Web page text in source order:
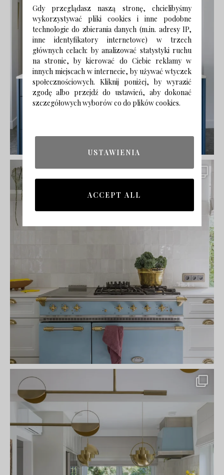
Gdy przeglądasz naszą stronę, chcielibyśmy
wykorzystywać pliki cookies i inne podobne
technologie do zbierania danych (m.in. adresy IP,
inne identyfikatory internetowe) w trzech
głównych celach: by analizować statystyki ruchu
na stronie, by kierować do Ciebie reklamy w
innych miejscach w internecie, by używać wtyczek
społecznościowych. Kliknij poniżej, by wyrazić
zgodę albo przejdź do ustawień, aby dokonać
szczegółowych wyborów co do plików cookies.
USTAWIENIA
ACCEPT ALL